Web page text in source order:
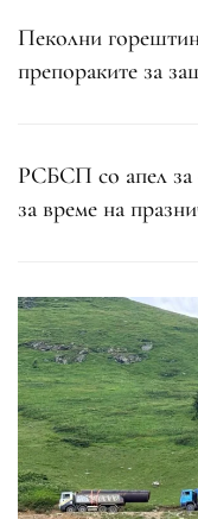
Пеколни
препораките за
РСБСП со апел за
за време на